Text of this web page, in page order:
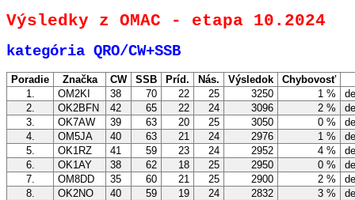
Výsledky z OMAC - etapa 10.2024
kategória QRO/CW+SSB
Poradie Značka CW SSB Príd. Nás. Výsledok
Chybovosť
1.
OM2KI 38 70 22 25 3250 1 %
2.
OK2BFN 42 65 22 24 3096 2 %
3.
OK7AW 39 63 20 25 3050 0 %
4.
OM5JA 40 63 21 24 2976 1 %
5.
OK1RZ 41 59 23 24 2952 4 %
6.
OK1AY 38 62 18 25 2950 0 %
7.
OM8DD 35 60 21 25 2900 2 %
8.
OK2NO 40 59 19 24 2832 3 %